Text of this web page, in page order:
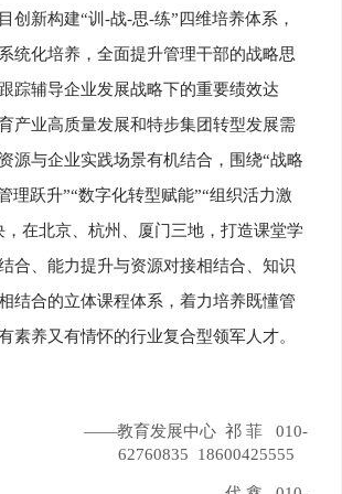
创新构建“训-战-思-练”四维培养体系，
统化培养，全面提升管理干部的战略思
踪辅导企业发展战略下的重要绩效达
产业高质量发展和特步集团转型发展需
源与企业实践场景有机结合，围绕“战略
理跃升”“数字化转型赋能”“组织活力激
，在北京、杭州、厦门三地，打造课堂学
合、能力提升与资源对接相结合、知识
结合的立体课程体系，着力培养既懂管
素养又有情怀的行业复合型领军人才。
——教育发展中心 祁 菲 010-
62760835 18600425555